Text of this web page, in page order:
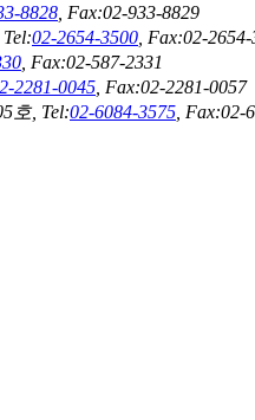
8828 , Fax:02-933-8829
02-2654-3500 , Fax:02-
, Fax:02-587-2331
2281-0045 , Fax:02-2281-0057
호, Tel:02-6084-3575 , Fax:02-